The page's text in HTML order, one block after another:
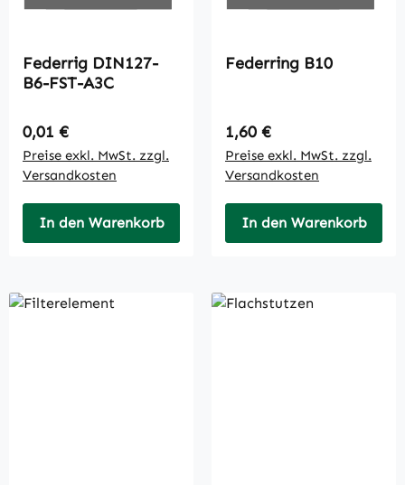
Federrig DIN127-
B6-FST-A3C
Regulärer Preis:
0,01 €
Preise exkl. MwSt. zzgl.
Versandkosten
In den Warenkorb
Federring B10
Regulärer Preis:
1,60 €
Preise exkl. MwSt. zzgl.
Versandkosten
In den Warenkorb